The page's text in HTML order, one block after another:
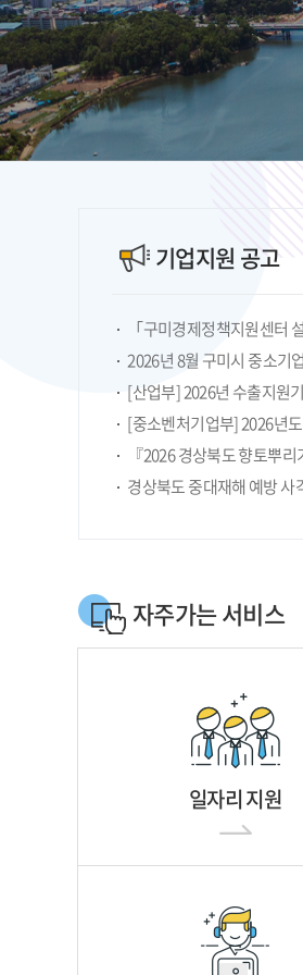
기업지원 공고
2026년 8월 구미시 중소기
『2026 경상북도 향토뿌
경상북도 중대재해 예방 사
자주가는 서비스
일자리 지원